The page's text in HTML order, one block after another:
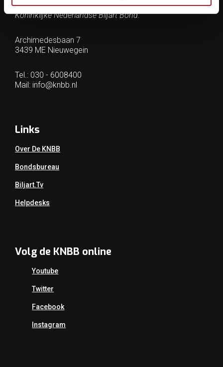
KNBB.nl is hèt verenigingsplatform van de
Koninklijke Nederlandse Biljart Bond.
Archimedesbaan 7
3439 ME Nieuwegein
Tel.: 030 - 6008400
Mail: info@knbb.nl
Links
Over De KNBB
Bondsbureau
Biljart.tv
Helpdesks
Volg de KNBB online
Youtube
Twitter
Facebook
Instagram